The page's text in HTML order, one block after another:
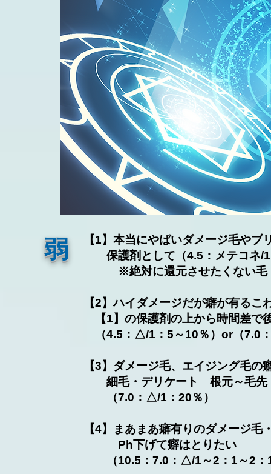
​弱
【1】本当にやばいダメージ毛や
保護剤として（4.5：メテコネ/1
※絶対に還元させたくない毛
【2】ハイダメージだが癖が有るこ
【1】の保護剤の上から時間差で
（4.5：△/1：5～10％）or（7.0
【3】ダメージ毛、エイジング毛
細毛・デリケート 根元～毛先
（7.0：△/1：20％）
【4】まあまあ癖有りのダメージ毛
Ph下げて癖はとりたい
（10.5：7.0：△/1～2：1～2：